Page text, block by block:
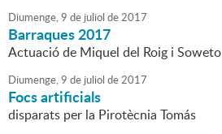
Diumenge,9 de juliol de2017
Barraques 2017
Actuació de Miquel del Roig i Soweto
Diumenge,9 de juliol de2017
Focs artificials
disparats per la Pirotècnia Tomás